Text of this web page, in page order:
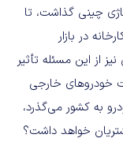
چینی گذاشت، تا
در بازار
از این مسئله تأثیر
خودروهای خارجی
به کشور می‌گذرد،
خواهد داشت؟